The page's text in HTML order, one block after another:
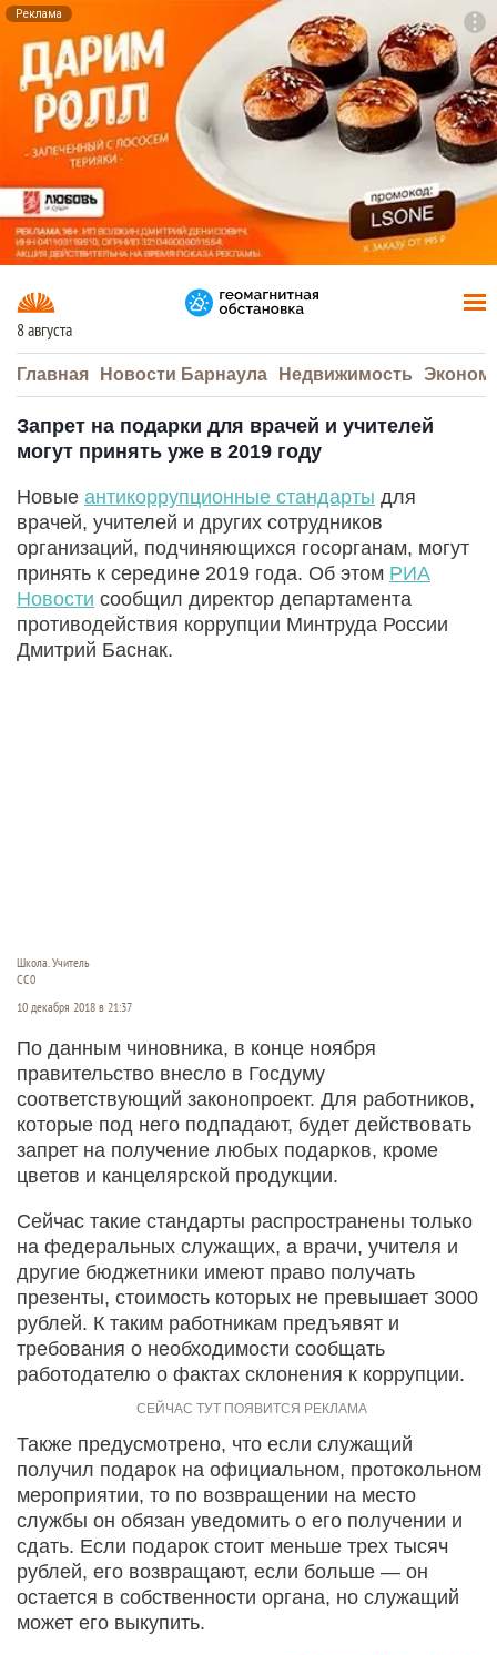
Реклама
8 августа
Главная Новости Барнаула Недвижимость
Запрет на подарки для врачей и учителей
могут принять уже в 2019 году
Новые антикоррупционные стандарты для
врачей, учителей и других сотрудников
организаций, подчиняющихся госорганам, могут
принять к середине 2019 года. Об этом РИА
Новости сообщил директор департамента
противодействия коррупции Минтруда России
Дмитрий Баснак.
Школа. Учитель
СС0
10 декабря 2018 в 21:37
По данным чиновника, в конце ноября
правительство внесло в Госдуму
соответствующий законопроект. Для работников,
которые под него подпадают, будет действовать
запрет на получение любых подарков, кроме
цветов и канцелярской продукции.
Сейчас такие стандарты распространены только
на федеральных служащих, а врачи, учителя и
другие бюджетники имеют право получать
презенты, стоимость которых не превышает 3000
рублей. К таким работникам предъявят и
требования о необходимости сообщать
работодателю о фактах склонения к коррупции.
Также предусмотрено, что если служащий
получил подарок на официальном, протокольном
мероприятии, то по возвращении на место
службы он обязан уведомить о его получении и
сдать. Если подарок стоит меньше трех тысяч
рублей, его возвращают, если больше — он
остается в собственности органа, но служащий
может его выкупить.